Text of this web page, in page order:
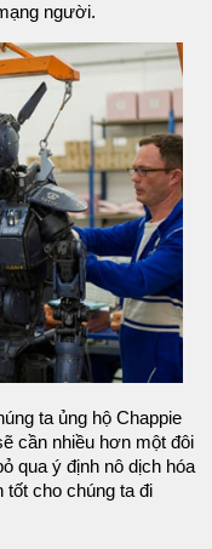
người.
ta ủng hộ Chappie
cần nhiều hơn một đôi
qua ý định nô dịch hóa
tốt cho chúng ta đi